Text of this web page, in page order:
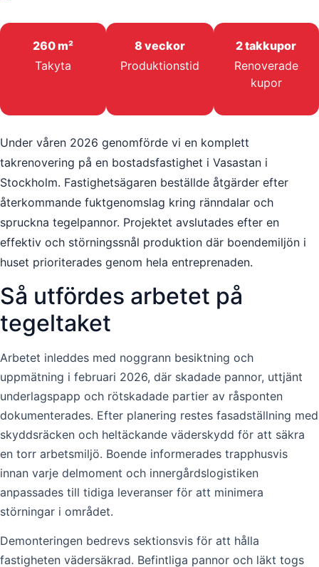
260 m²
Takyta
8 veckor
Produktionstid
2 takkupor
Renoverade
kupor
Under våren 2026 genomförde vi en komplett
takrenovering på en bostadsfastighet i Vasastan i
Stockholm. Fastighetsägaren beställde åtgärder efter
återkommande fuktgenomslag kring ränndalar och
spruckna tegelpannor. Projektet avslutades efter en
effektiv och störningssnål produktion där boendemiljön i
huset prioriterades genom hela entreprenaden.
Så utfördes arbetet på
tegeltaket
Arbetet inleddes med noggrann besiktning och
uppmätning i februari 2026, där skadade pannor, uttjänt
underlagspapp och rötskadade partier av råsponten
dokumenterades. Efter planering restes fasadställning med
skyddsräcken och heltäckande väderskydd för att säkra
en torr arbetsmiljö. Boende informerades trapphusvis
innan varje delmoment och innergårdslogistiken
anpassades till tidiga leveranser för att minimera
störningar i området.
Demonteringen bedrevs sektionsvis för att hålla
fastigheten vädersäkrad. Befintliga pannor och läkt togs